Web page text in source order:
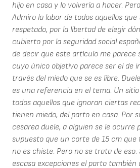
hijo en casa y lo volvería a hacer.
Admiro la labor de todos aquellos
respetado, por la libertad de elegir
cubierto por la seguridad social
de decir que este artículo me parece
cuyo único objetivo parece ser el de
través del miedo que se es libre.
es una referencia en el tema. Un
todos aquellos que ignoran ciertas
tienen miedo, del parto en casa. Por
cesarea duele, a alguien se le ocurre
supuesto que un corte de 15 cm que
no es chiste. Pero no se trata de eso.
escasa excepciones el parto también